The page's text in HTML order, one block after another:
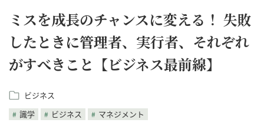
ミスを成長のチャンスに変える！ 失敗
したときに管理者、実行者、それぞれ
がすべきこと【ビジネス最前線】
ビジネス
識学
ビジネス マネジメント